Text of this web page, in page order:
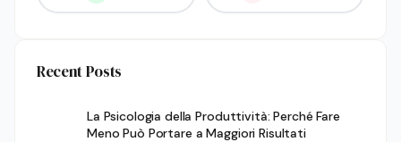
Recent Posts
La Psicologia della Produttività: Perché Fare
Meno Può Portare a Maggiori Risultati